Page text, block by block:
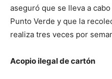
aseguró que se lleva a
Punto Verde y que la
realiza tres veces por
Acopio ilegal de cartón